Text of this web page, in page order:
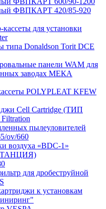
ФВПКАРТ 420/85-920
для установки
типа Donaldson Torit DCE
панели WAM для
заводах МЕКА
POLYPLEAT KFEW
Cell Cartridge (ТИП
пылеуловителей
ov/660
воздуха «BDC-1»
для дробеструйной
к установкам